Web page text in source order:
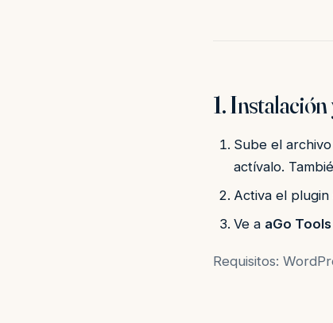
1.
Sube el archivo
actívalo.
Activa el
Ve a aGo
Requisitos: